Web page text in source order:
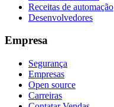
Receitas de automação
Desenvolvedores
Empresa
Segurança
Empresas
Open source
Carreiras